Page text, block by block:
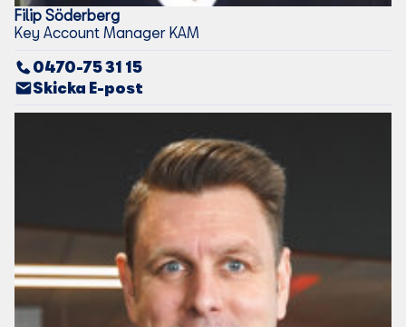
Filip Söderberg
Key Account Manager KAM
0470-75 31 15
Skicka E-post